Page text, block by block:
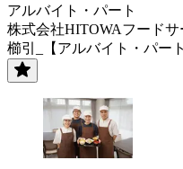
アルバイト・パート
株式会社HITOWAフード
櫛引_【アルバイト・パー